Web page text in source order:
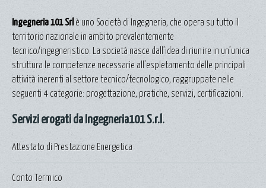
Servizi erogati da Ingegneria101 S.r.l.
Attestato di Prestazione Energetica
Conto Termico
Ingegneria 101 Srl è uno Società di Ingegneria, che opera su tutto il
territorio nazionale in ambito prevalentemente
tecnico/ingegneristico. La società nasce dall’idea di riunire in un’unica
struttura le competenze necessarie all’espletamento delle principali
attività inerenti al settore tecnico/tecnologico, raggruppate nelle
seguenti 4 categorie: progettazione, pratiche, servizi, certificazioni.